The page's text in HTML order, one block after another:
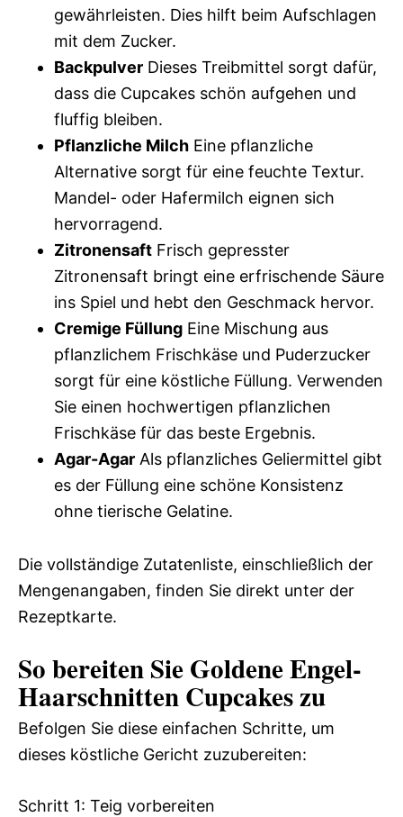
gewährleisten. Dies hilft beim Aufschlagen
mit dem Zucker.
Backpulver Dieses Treibmittel sorgt dafür,
dass die Cupcakes schön aufgehen und
fluffig bleiben.
Pflanzliche Milch Eine pflanzliche
Alternative sorgt für eine feuchte Textur.
Mandel- oder Hafermilch eignen sich
hervorragend.
Zitronensaft Frisch gepresster
Zitronensaft bringt eine erfrischende Säure
ins Spiel und hebt den Geschmack hervor.
Cremige Füllung Eine Mischung aus
pflanzlichem Frischkäse und Puderzucker
sorgt für eine köstliche Füllung. Verwenden
Sie einen hochwertigen pflanzlichen
Frischkäse für das beste Ergebnis.
Agar-Agar Als pflanzliches Geliermittel gibt
es der Füllung eine schöne Konsistenz
ohne tierische Gelatine.
Die vollständige Zutatenliste, einschließlich der
Mengenangaben, finden Sie direkt unter der
Rezeptkarte.
So bereiten Sie Goldene Engel-
Haarschnitten Cupcakes zu
Befolgen Sie diese einfachen Schritte, um
dieses köstliche Gericht zuzubereiten:
Schritt 1: Teig vorbereiten